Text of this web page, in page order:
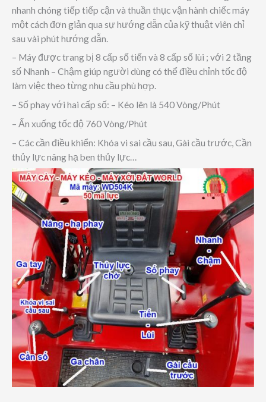
nhanh chóng tiếp tiếp cận và thuần thục vận hành chiếc máy
một cách đơn giản qua sự hướng dẫn của kỹ thuật viên chỉ
sau vài phút hướng dẫn.
– Máy được trang bị 8 cấp số tiến và 8 cấp số lùi ; với 2 tầng
số Nhanh – Chậm giúp người dùng có thể điều chỉnh tốc độ
làm việc theo từng nhu cầu phù hợp.
– Số phay với hai cấp số: – Kéo lên là 540 Vòng/Phút
– Ấn xuống tốc độ 760 Vòng/Phút
– Các cần điều khiển: Khóa vi sai cầu sau, Gài cầu trước, Cần
thủy lực nâng hạ ben thủy lực…